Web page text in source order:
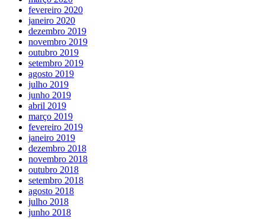
fevereiro 2020
janeiro 2020
dezembro 2019
novembro 2019
outubro 2019
setembro 2019
agosto 2019
julho 2019
junho 2019
abril 2019
março 2019
fevereiro 2019
janeiro 2019
dezembro 2018
novembro 2018
outubro 2018
setembro 2018
agosto 2018
julho 2018
junho 2018